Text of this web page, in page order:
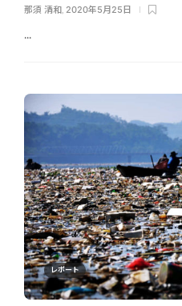
那須 清和 2020年5月25日
...
レポート